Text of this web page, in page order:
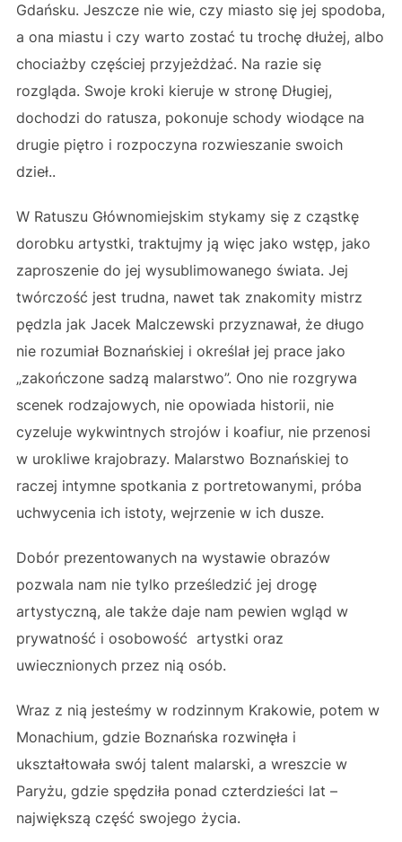
Gdańsku. Jeszcze nie wie, czy miasto się jej spodoba,
a ona miastu i czy warto zostać tu trochę dłużej, albo
chociażby częściej przyjeżdżać. Na razie się
rozgląda. Swoje kroki kieruje w stronę Długiej,
dochodzi do ratusza, pokonuje schody wiodące na
drugie piętro i rozpoczyna rozwieszanie swoich
dzieł..
W Ratuszu Głównomiejskim stykamy się z cząstkę
dorobku artystki, traktujmy ją więc jako wstęp, jako
zaproszenie do jej wysublimowanego świata. Jej
twórczość jest trudna, nawet tak znakomity mistrz
pędzla jak Jacek Malczewski przyznawał, że długo
nie rozumiał Boznańskiej i określał jej prace jako
„zakończone sadzą malarstwo”. Ono nie rozgrywa
scenek rodzajowych, nie opowiada historii, nie
cyzeluje wykwintnych strojów i koafiur, nie przenosi
w urokliwe krajobrazy. Malarstwo Boznańskiej to
raczej intymne spotkania z portretowanymi, próba
uchwycenia ich istoty, wejrzenie w ich dusze.
Dobór prezentowanych na wystawie obrazów
pozwala nam nie tylko prześledzić jej drogę
artystyczną, ale także daje nam pewien wgląd w
prywatność i osobowość artystki oraz
uwiecznionych przez nią osób.
Wraz z nią jesteśmy w rodzinnym Krakowie, potem w
Monachium, gdzie Boznańska rozwinęła i
ukształtowała swój talent malarski, a wreszcie w
Paryżu, gdzie spędziła ponad czterdzieści lat –
największą część swojego życia.